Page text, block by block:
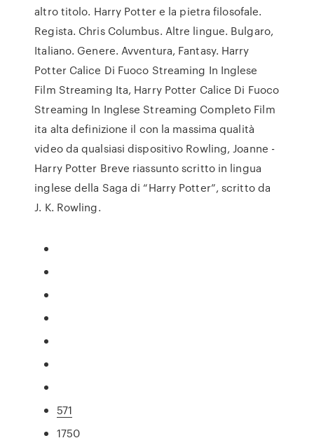
altro titolo. Harry Potter e la pietra filosofale.
Regista. Chris Columbus. Altre lingue. Bulgaro,
Italiano. Genere. Avventura, Fantasy. Harry
Potter Calice Di Fuoco Streaming In Inglese
Film Streaming Ita, Harry Potter Calice Di Fuoco
Streaming In Inglese Streaming Completo Film
ita alta definizione il con la massima qualità
video da qualsiasi dispositivo Rowling, Joanne -
Harry Potter Breve riassunto scritto in lingua
inglese della Saga di “Harry Potter”, scritto da
J. K. Rowling.
571
1750